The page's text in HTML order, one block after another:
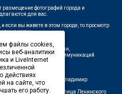
размещение фотографий города и
для вас.
если вы живете в этом городе, то просмотр
жизнь.
по надзору в сфере связи,
и массовых коммуникаций
19.06.2019 г.
Савин Владимир
область, город Орск, улица Ленинского
файлы cookies,
веб-аналитики
и LiveInternet
действиях
на сайте, что
его работу.